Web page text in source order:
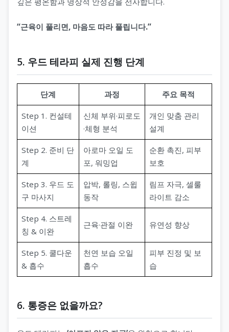
“근육이 풀리면, 마음도 따라 풀립니다.”
5. 우드 테라피 실제 진행 단계
단계 과정 주요 목적
Step 1. 컨설테
이션
신체 부위·피로도
·체형 분석
개인 맞춤 관리
설계
Step 2. 준비 단
계
아로마 오일 도
포, 워밍업
순환 촉진, 피부
보호
Step 3. 우드 도
구 마사지
압박, 롤링, 스윕
동작
림프 자극, 셀룰
라이트 감소
Step 4. 스트레
칭 & 이완
근육·관절 이완 유연성 향상
Step 5. 쿨다운
& 흡수
천연 보습 오일
흡수
피부 진정 및 보
습
6. 통증은 없을까요?